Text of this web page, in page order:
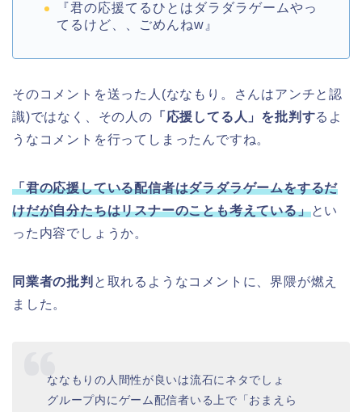
『君の応援てるひとはダラダラゲームやっ
てるけど、、ごめんねw』
そのコメントを送った人(ななもり。さんはアンチと認
識)ではなく、その人の 「応援してる人」を批判するよ
うなコメントを行ってしまったんですね。
「君の応援している配信者はダラダラゲームをするだ
けだが自分たちはリスナーのことも考えている」とい
った内容でしょうか。
同業者の批判 と取れるようなコメントに、界隈が燃え
ました。
ななもりの人間性が良いは流石にネタでしょ
グループ内にゲーム配信者いる上で「おまえら